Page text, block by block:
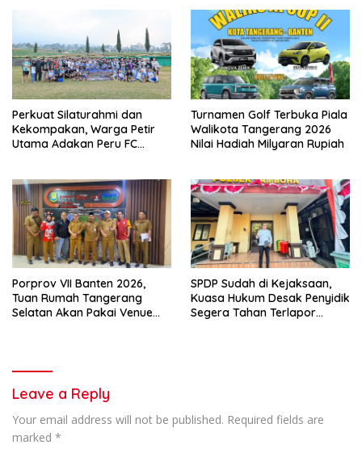
Perkuat Silaturahmi dan
Kekompakan, Warga Petir
Utama Adakan Peru FC
Turnamen Golf Terbuka Piala
Walikota Tangerang 2026
Nilai Hadiah Milyaran Rupiah
Porprov VII Banten 2026,
Tuan Rumah Tangerang
Selatan Akan Pakai Venue
SPDP Sudah di Kejaksaan,
Kuasa Hukum Desak Penyidik
Segera Tahan Terlapor
Leave a Reply
Your email address will not be published. Required fields are
marked *